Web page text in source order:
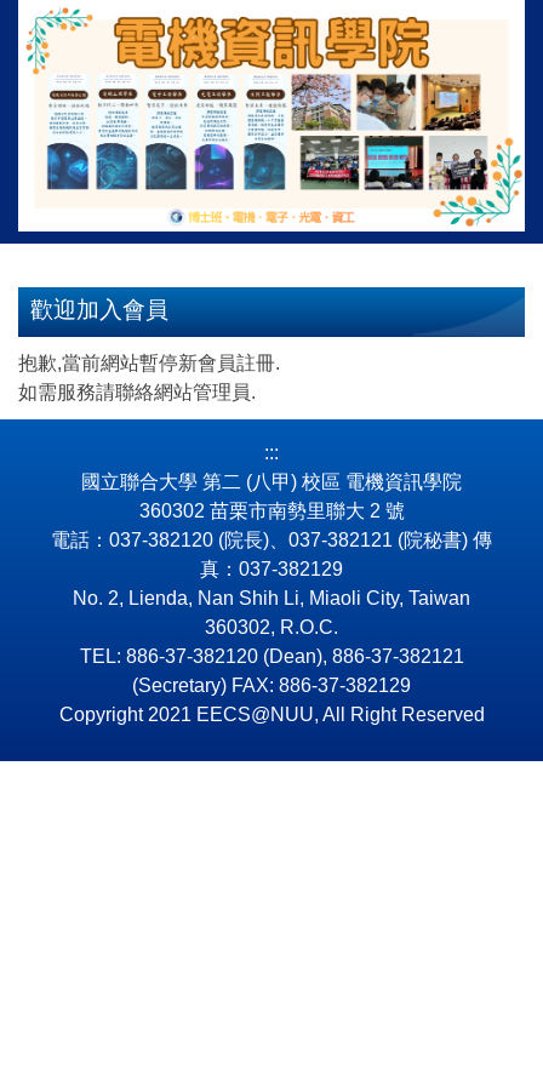
到
歡迎加入會員
抱歉,當前網站暫停新會員註冊.
如需服務請聯絡網站管理員.
:::
國立聯合大學 第二 (八甲) 校區 電機資訊學院
360302 苗栗市南勢里聯大 2 號
電話：037-382120 (院長)、037-382121 (院秘書) 傳
真：037-382129
No. 2, Lienda, Nan Shih Li, Miaoli City, Taiwan
360302, R.O.C.
TEL: 886-37-382120 (Dean), 886-37-382121
(Secretary) FAX: 886-37-382129
Copyright 2021 EECS@NUU, All Right Reserved